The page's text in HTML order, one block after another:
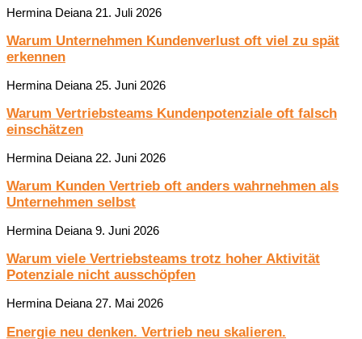
Hermina Deiana 21. Juli 2026
Warum Unternehmen Kundenverlust oft viel zu spät
erkennen
Hermina Deiana 25. Juni 2026
Warum Vertriebsteams Kundenpotenziale oft falsch
einschätzen
Hermina Deiana 22. Juni 2026
Warum Kunden Vertrieb oft anders wahrnehmen als
Unternehmen selbst
Hermina Deiana9. Juni 2026
Warum viele Vertriebsteams trotz hoher Aktivität
Potenziale nicht ausschöpfen
Hermina Deiana27. Mai 2026
Energie neu denken. Vertrieb neu skalieren.